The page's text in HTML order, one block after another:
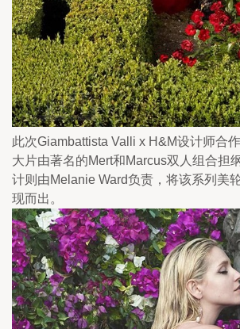
此次Giambattista Valli x H&M设计师合
大片由著名的Mert和Marcus双人组合担
计则由Melanie Ward负责，将该系列美
现而出。